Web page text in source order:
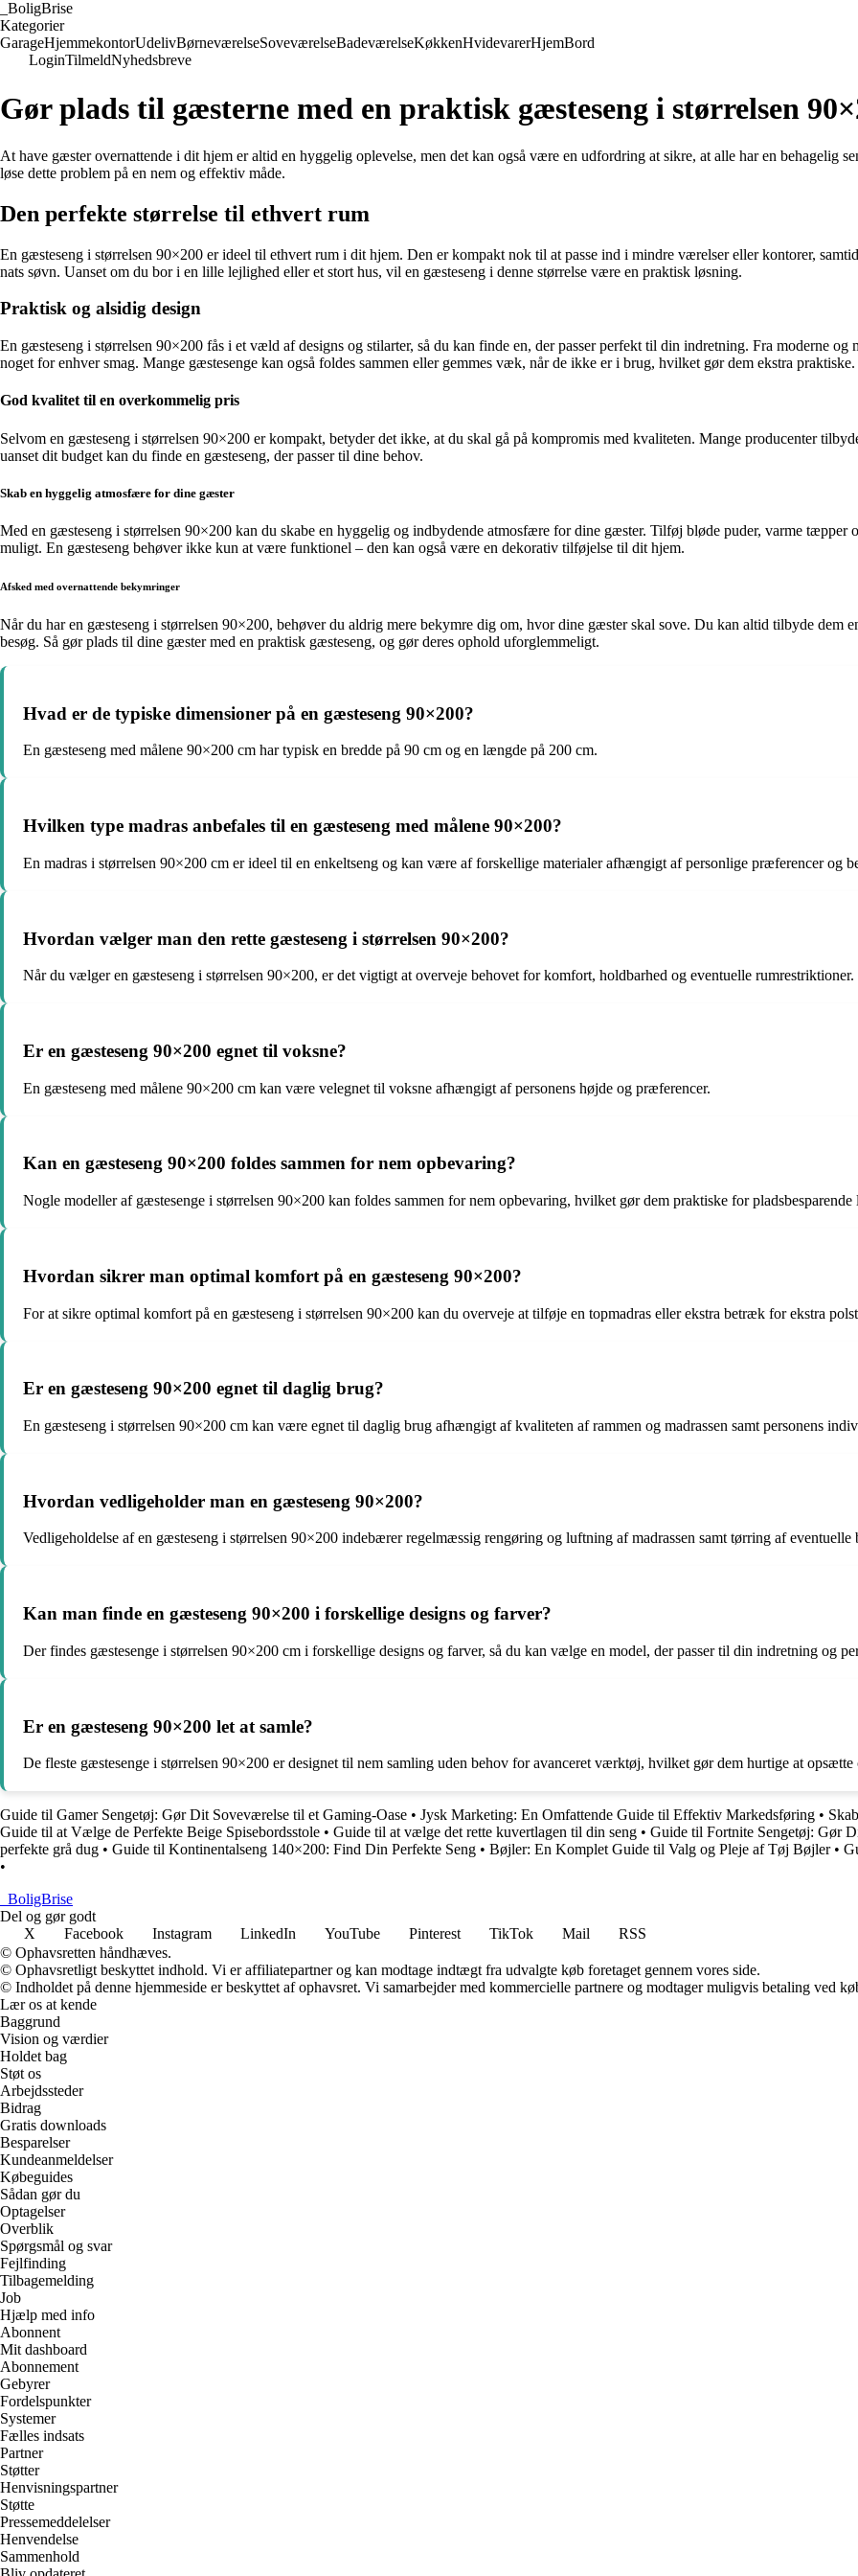
BoligBrise
Kategorier
GarageHjemmekontorUdelivBørneværelseSoveværelseBadeværelseKøkkenHvidevarerHjemBord
LoginTilmeldNyhedsbreve
Gør plads til gæsterne med en praktisk gæsteseng i størrelsen
At have gæster overnattende i dit hjem er altid en hyggelig oplevelse, men det kan også være en udfordring at sikre, at alle har en behagelig
løse dette problem på en nem og effektiv måde.
Den perfekte størrelse til ethvert rum
En gæsteseng i størrelsen 90×200 er ideel til ethvert rum i dit hjem. Den er kompakt nok til at passe ind i mindre værelser eller kontorer,
nats søvn. Uanset om du bor i en lille lejlighed eller et stort hus, vil en gæsteseng i denne størrelse være en praktisk løsning.
Praktisk og alsidig design
En gæsteseng i størrelsen 90×200 fås i et væld af designs og stilarter, så du kan finde en, der passer perfekt til din indretning. Fra moderne
noget for enhver smag. Mange gæstesenge kan også foldes sammen eller gemmes væk, når de ikke er i brug, hvilket gør dem ekstra praktiske.
God kvalitet til en overkommelig pris
Selvom en gæsteseng i størrelsen 90×200 er kompakt, betyder det ikke, at du skal gå på kompromis med kvaliteten. Mange producenter
uanset dit budget kan du finde en gæsteseng, der passer til dine behov.
Skab en hyggelig atmosfære for dine gæster
Med en gæsteseng i størrelsen 90×200 kan du skabe en hyggelig og indbydende atmosfære for dine gæster. Tilføj bløde puder, varme tæpper
muligt. En gæsteseng behøver ikke kun at være funktionel – den kan også være en dekorativ tilføjelse til dit hjem.
Afsked med overnattende bekymringer
Når du har en gæsteseng i størrelsen 90×200, behøver du aldrig mere bekymre dig om, hvor dine gæster skal sove. Du kan altid tilbyde dem
besøg. Så gør plads til dine gæster med en praktisk gæsteseng, og gør deres ophold uforglemmeligt.
Hvad er de typiske dimensioner på en gæsteseng 90×200?
En gæsteseng med målene 90×200 cm har typisk en bredde på 90 cm og en længde på 200 cm.
Hvilken type madras anbefales til en gæsteseng med målene 90×200?
En madras i størrelsen 90×200 cm er ideel til en enkeltseng og kan være af forskellige materialer afhængigt af personlige præferencer og
Hvordan vælger man den rette gæsteseng i størrelsen 90×200?
Når du vælger en gæsteseng i størrelsen 90×200, er det vigtigt at overveje behovet for komfort, holdbarhed og eventuelle rumrestriktioner.
Er en gæsteseng 90×200 egnet til voksne?
En gæsteseng med målene 90×200 cm kan være velegnet til voksne afhængigt af personens højde og præferencer.
Kan en gæsteseng 90×200 foldes sammen for nem opbevaring?
Nogle modeller af gæstesenge i størrelsen 90×200 kan foldes sammen for nem opbevaring, hvilket gør dem praktiske for pladsbesparende
Hvordan sikrer man optimal komfort på en gæsteseng 90×200?
For at sikre optimal komfort på en gæsteseng i størrelsen 90×200 kan du overveje at tilføje en topmadras eller ekstra betræk for ekstra
Er en gæsteseng 90×200 egnet til daglig brug?
En gæsteseng i størrelsen 90×200 cm kan være egnet til daglig brug afhængigt af kvaliteten af rammen og madrassen samt personens
Hvordan vedligeholder man en gæsteseng 90×200?
Vedligeholdelse af en gæsteseng i størrelsen 90×200 indebærer regelmæssig rengøring og luftning af madrassen samt tørring af eventuelle
Kan man finde en gæsteseng 90×200 i forskellige designs og farver?
Der findes gæstesenge i størrelsen 90×200 cm i forskellige designs og farver, så du kan vælge en model, der passer til din indretning og
Er en gæsteseng 90×200 let at samle?
De fleste gæstesenge i størrelsen 90×200 er designet til nem samling uden behov for avanceret værktøj, hvilket gør dem hurtige at opsætte
Guide til Gamer Sengetøj: Gør Dit Soveværelse til et Gaming-Oase • Jysk Marketing: En Omfattende Guide til Effektiv Markedsføring •
Guide til at Vælge de Perfekte Beige Spisebordsstole • Guide til at vælge det rette kuvertlagen til din seng • Guide til Fortnite Sengetøj: Gør
perfekte grå dug • Guide til Kontinentalseng 140×200: Find Din Perfekte Seng • Bøjler: En Komplet Guide til Valg og Pleje af Tøj Bøjler•
•
BoligBrise
Del og gør godt
X
Facebook Instagram LinkedIn YouTube Pinterest TikTok Mail
RSS
© Ophavsretten håndhæves.
© Ophavsretligt beskyttet indhold. Vi er affiliatepartner og kan modtage indtægt fra udvalgte køb foretaget gennem vores side.
© Indholdet på denne hjemmeside er beskyttet af ophavsret. Vi samarbejder med kommercielle partnere og modtager muligvis betaling ved
Lær os at kende
Baggrund
Vision og værdier
Holdet bag
Støt os
Arbejdssteder
Bidrag
Gratis downloads
Besparelser
Kundeanmeldelser
Købeguides
Sådan gør du
Optagelser
Overblik
Spørgsmål og svar
Fejlfinding
Tilbagemelding
Job
Hjælp med info
Abonnent
Mit dashboard
Abonnement
Gebyrer
Fordelspunkter
Systemer
Fælles indsats
Partner
Støtter
Henvisningspartner
Støtte
Pressemeddelelser
Henvendelse
Sammenhold